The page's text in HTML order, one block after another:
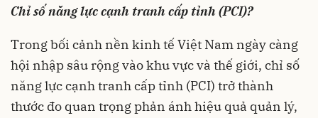
Chỉ số năng lực cạnh tranh cấp tỉnh (PCI)?
Trong bối cảnh nền kinh tế Việt Nam ngày càng
hội nhập sâu rộng vào khu vực và thế giới, chỉ số
năng lực cạnh tranh cấp tỉnh (PCI) trở thành
thước đo quan trọng phản ánh hiệu quả quản lý,